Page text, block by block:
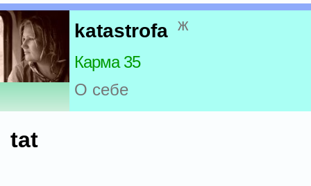
katastrofa ж
Карма 35
О себе
tat